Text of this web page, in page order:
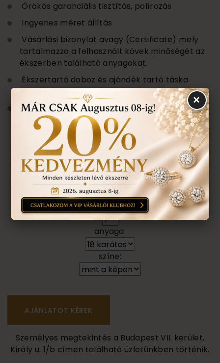
Örökös garanciális tisztítás, polírozás
Ingyenes méret állítás
Vásárlási bizonylat avagy (Certificate) mely
tartalmazza a felhasznált kövek minőségét az
ékszerben található anyagokat.
Ékszertartó doboz és ajándék tartó táska
minden ékszerhez
Évente 1 alkalommal ingyenes ellenőrzés,
rejtett károsodás történt-e , mozgó kő,
repedés a gyűrűn stb. Az általunk felfedezett
hibákat ingyenesen javítjuk.
ÉRDEKEL A TERMÉK, AJÁNLATOT
KÉREK
darab
anyaga:
színe:
Személyes megtekintés a Budapest VII. kerület,
Király u. 1/b címen található üzletünkben történik.
×